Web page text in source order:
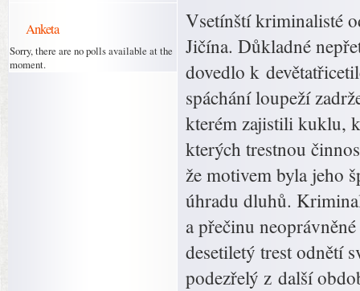
Anketa
Sorry, there are no polls available at the
moment.
Vsetínští kriminalisté
Jičína. Důkladné
dovedlo k
spáchání loupeží
kterém zajistili kuklu,
kterých trestnou
že motivem byla jeho
úhradu dluhů.
a přečinu
desetiletý trest odnětí
podezřelý z další